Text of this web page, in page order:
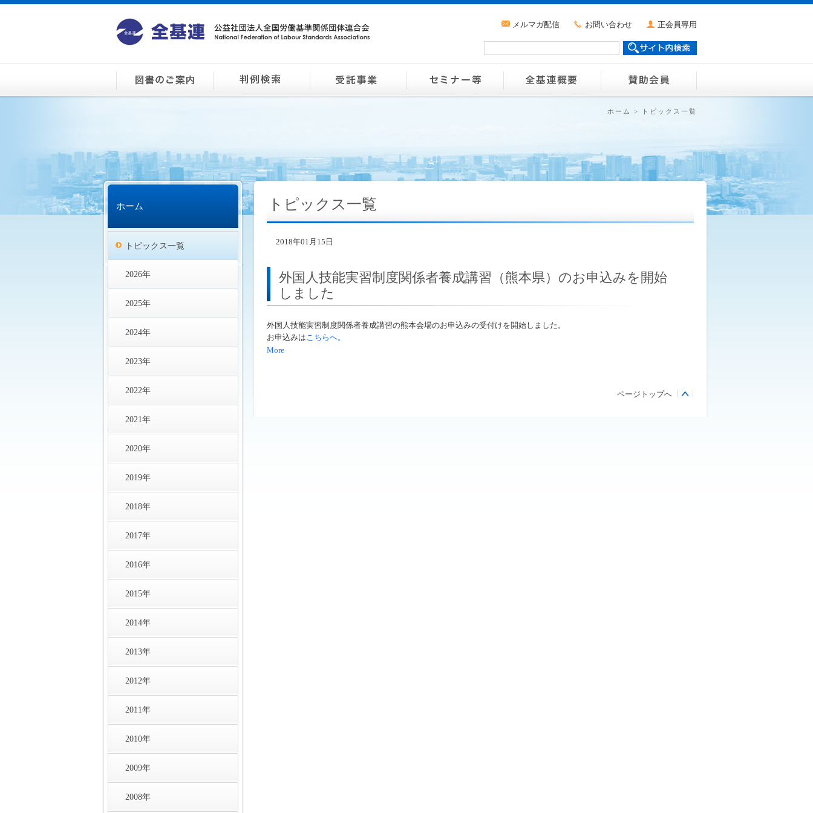
メルマガ配信 お問い合わせ 正会員専用
ホーム > トピックス一覧
ホーム
トピックス一覧
2026年
2025年
2024年
2023年
2022年
2021年
2020年
2019年
2018年
2017年
2016年
2015年
2014年
2013年
2012年
2011年
2010年
2009年
2008年
トピックス一覧
2018年01月15日
外国人技能実習制度関係者養成講習（熊本県）のお申込みを開始
しました
外国人技能実習制度関係者養成講習の熊本会場のお申込みの受付けを開始しました。
お申込みは こちらへ。
More
ページトップへ